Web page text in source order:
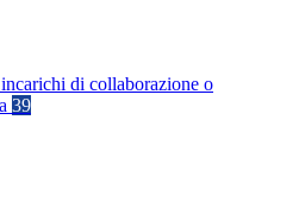
di collaborazione o
39